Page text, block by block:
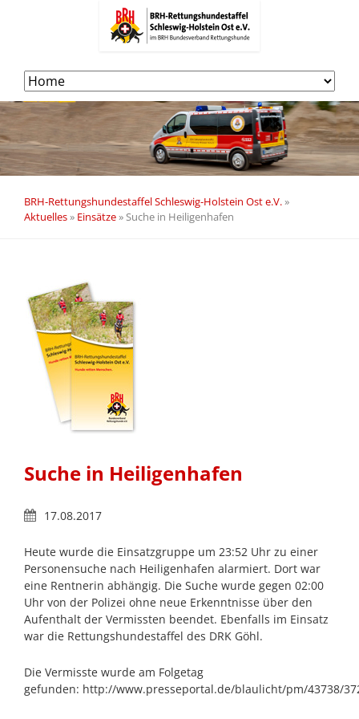
Navigation
überspringen
BRH-Rettungshundestaffel Schleswig-Holstein Ost e.V.»
Aktuelles» Einsätze»Suche in Heiligenhafen
Suche in Heiligenhafen
17.08.2017
Heute wurde die Einsatzgruppe um 23:52 Uhr zu einer
Personensuche nach Heiligenhafen alarmiert. Dort war
eine Rentnerin abhängig. Die Suche wurde gegen 02:00
Uhr von der Polizei ohne neue Erkenntnisse über den
Aufenthalt der Vermissten beendet. Ebenfalls im Einsatz
war die Rettungshundestaffel des DRK Göhl.
Die Vermisste wurde am Folgetag
gefunden: http://www.presseportal.de/blaulicht/pm/43738/